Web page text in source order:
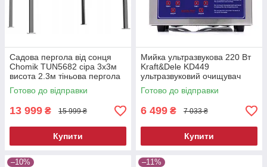
Садова пергола від сонця
Chomik TUN5682 сіра 3х3м
висота 2.3м тіньова пергола
для двору
Готово до відправки
13 999 ₴ 15 999 ₴
Купити
Мийка ультразвукова 220 Вт
Kraft&Dele KD449
ультразвуковий очищувач
Готово до відправки
6 499 ₴ 7 033 ₴
Купити
–10% –11%